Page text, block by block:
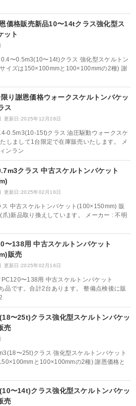
価格販売新品10〜14tクラス強化型ス
ット
〜0.5m3(10〜14t)クラス 強化型スケルトン
イズは150×100mmと100×100mmの2種) 謝
り謝恩価格ウォークスケルトンバケッ
ス
更新日:2025年12月28日
0.5m3(10-15t)クラス 油圧駆動ウォークスケ
しまして1台限定で在庫販売いたします。 メ
ンラン
クラス 中古スケルトンバケット
更新日:2025年02月16日
中古スケルトンバケット(100×150mm) 販
)新品取り換えしています。 メーカー : 不明
〜138用 中古スケルトンバケット
販売
更新日:2025年02月16日
〜138用 中古スケルトンバケット
品です。合計2台あります。 整備点検後に販
〜25t)クラス強化型スケルトンバケッ
売
〜25t)クラス 強化型スケルトンバケット
と100×100mmの2種) 謝恩価格と
〜14t)クラス強化型スケルトンバケッ
売